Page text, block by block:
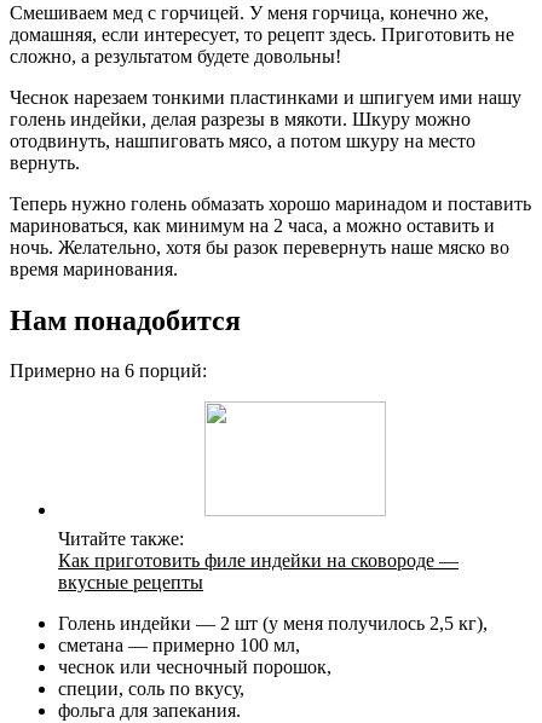
Смешиваем мед с горчицей. У меня горчица, конечно же,
домашняя, если интересует, то рецепт здесь. Приготовить не
сложно, а результатом будете довольны!
Чеснок нарезаем тонкими пластинками и шпигуем ими нашу
голень индейки, делая разрезы в мякоти. Шкуру можно
отодвинуть, нашпиговать мясо, а потом шкуру на место
вернуть.
Теперь нужно голень обмазать хорошо маринадом и поставить
мариноваться, как минимум на 2 часа, а можно оставить и
ночь. Желательно, хотя бы разок перевернуть наше мяско во
время маринования.
Нам понадобится
Примерно на 6 порций:
Читайте также:
Как приготовить филе индейки на сковороде —
вкусные рецепты
Голень индейки — 2 шт (у меня получилось 2,5 кг),
сметана — примерно 100 мл,
чеснок или чесночный порошок,
специи, соль по вкусу,
фольга для запекания.